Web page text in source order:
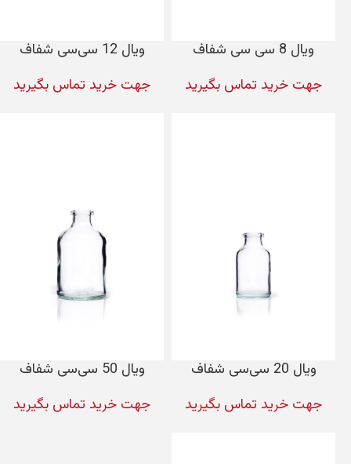
ویال 8 سی سی شفاف
جهت خرید تماس بگیرید
ویال 12 سی‌سی شفاف
جهت خرید تماس بگیرید
ویال 20 سی‌سی شفاف
جهت خرید تماس بگیرید
ویال 50 سی‌سی شفاف
جهت خرید تماس بگیرید